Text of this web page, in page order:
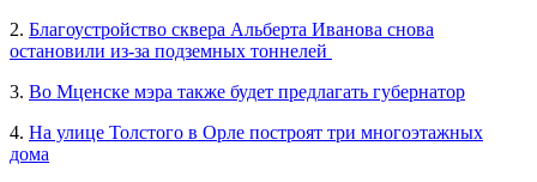
2. Благоустройство сквера Альберта Иванова снова
остановили из-за подземных тоннелей
3. Во Мценске мэра также будет предлагать губернатор
4. На улице Толстого в Орле построят три многоэтажных
дома